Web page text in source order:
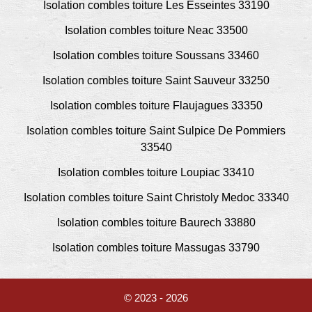
Isolation combles toiture Les Esseintes 33190
Isolation combles toiture Neac 33500
Isolation combles toiture Soussans 33460
Isolation combles toiture Saint Sauveur 33250
Isolation combles toiture Flaujagues 33350
Isolation combles toiture Saint Sulpice De Pommiers
33540
Isolation combles toiture Loupiac 33410
Isolation combles toiture Saint Christoly Medoc 33340
Isolation combles toiture Baurech 33880
Isolation combles toiture Massugas 33790
© 2023 - 2026